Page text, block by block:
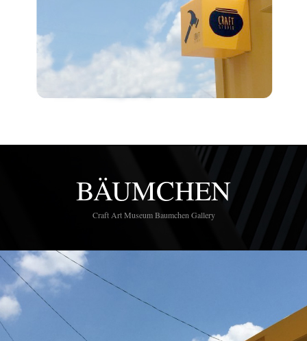
BÄUMCHEN
Craft Art Museum Baumchen Gallery